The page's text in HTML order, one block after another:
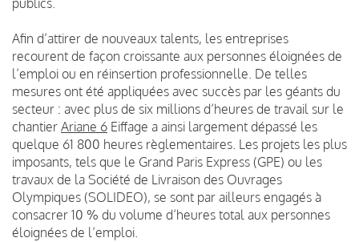
publics.
Afin d’attirer de nouveaux talents, les entreprises
recourent de façon croissante aux personnes éloignées de
l’emploi ou en réinsertion professionnelle. De telles
mesures ont été appliquées avec succès par les géants du
secteur : avec plus de six millions d’heures de travail sur le
chantier Ariane 6 Eiffage a ainsi largement dépassé les
quelque 61 800 heures règlementaires. Les projets les plus
imposants, tels que le Grand Paris Express (GPE) ou les
travaux de la Société de Livraison des Ouvrages
Olympiques (SOLIDEO), se sont par ailleurs engagés à
consacrer 10 % du volume d’heures total aux personnes
éloignées de l’emploi.